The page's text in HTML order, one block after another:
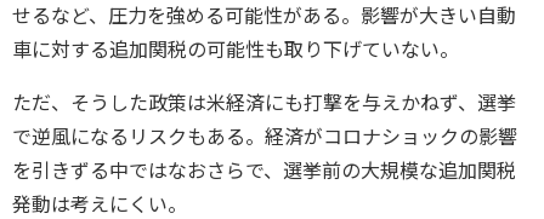
せるなど、圧力を強める可能性がある。影響が大きい自動
車に対する追加関税の可能性も取り下げていない。
ただ、そうした政策は米経済にも打撃を与えかねず、選挙
で逆風になるリスクもある。経済がコロナショックの影響
を引きずる中ではなおさらで、選挙前の大規模な追加関税
発動は考えにくい。